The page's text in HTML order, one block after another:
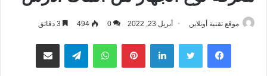
موقع تقنية أونلاين أبريل 23, 2022 0
494
فيسبوك تويتر لينكدإن بينتيريستواتساب تيلقرام مشاركة عبر البريد